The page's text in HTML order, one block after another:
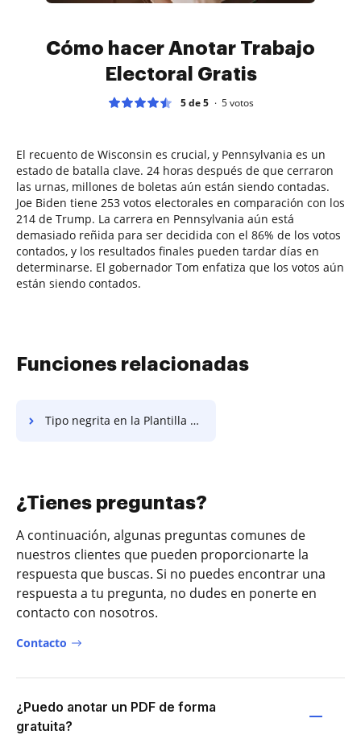
Cómo hacer Anotar Trabajo
Electoral Gratis
5 de 5 5votos
El recuento de Wisconsin es crucial, y Pennsylvania es un
estado de batalla clave. 24 horas después de que cerraron
las urnas, millones de boletas aún están siendo contadas.
Joe Biden tiene 253 votos electorales en comparación con los
214 de Trump. La carrera en Pennsylvania aún está
demasiado reñida para ser decidida con el 86% de los votos
contados, y los resultados finales pueden tardar días en
determinarse. El gobernador Tom enfatiza que los votos aún
están siendo contados.
Funciones relacionadas
Tipo negrita en la Plantilla de Acuerdo de Alianza Estratégica
¿Tienes preguntas?
A continuación, algunas preguntas comunes de
nuestros clientes que pueden proporcionarte la
respuesta que buscas. Si no puedes encontrar una
respuesta a tu pregunta, no dudes en ponerte en
contacto con nosotros.
Contacto
¿Puedo anotar un PDF de forma
gratuita?